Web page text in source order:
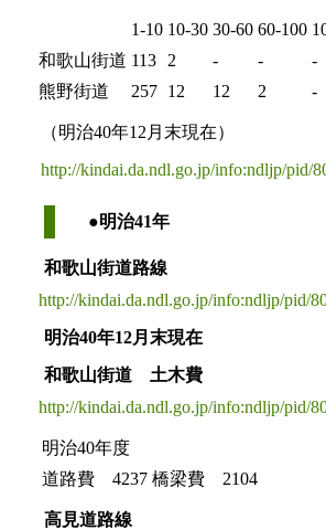
1-10 10-30 30-60 60-100
和歌山街道 113 2 - - -
熊野街道
257 12 12 2 -
（明治40年12月末現在）
http://kindai.da.ndl.go.jp/info:ndljp/pid/
●明治41年
和歌山街道路線
http://kindai.da.ndl.go.jp/info:ndljp/pid/
明治40年12月末現在
和歌山街道 土木費
http://kindai.da.ndl.go.jp/info:ndljp/pid/
明治40年度
道路費 4237 橋梁費 2104
高見道路線